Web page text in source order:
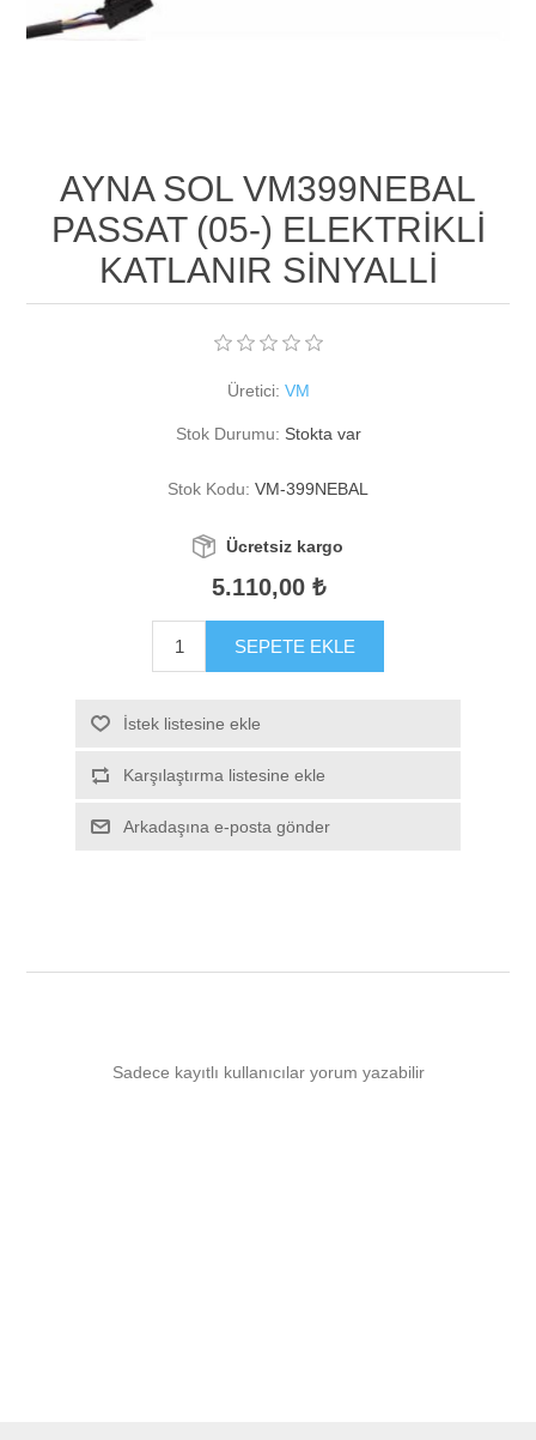
AYNA SOL VM399NEBAL
PASSAT (05-) ELEKTRİKLİ
KATLANIR SİNYALLİ
Üretici: VM
Stok Durumu: Stokta var
Stok Kodu: VM-399NEBAL
Ücretsiz kargo
5.110,00 ₺
SEPETE EKLE
İstek listesine ekle
Karşılaştırma listesine ekle
Arkadaşına e-posta gönder
Sadece kayıtlı kullanıcılar yorum yazabilir